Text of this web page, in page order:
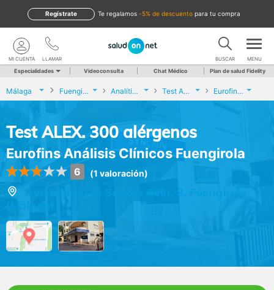
te regalamos -5% de descuento para tu compra
Regístrate
LLAMAR
MI CUENTA BUSCAR MENU
Especialidades Videoconsulta Chat Médico Plan de salud Fidelity
Málaga Fuengirola Analíticas y Genética Test ALEX. 300 alérgenos Eurofins Análisis Clínicos Fuengirola
Test ALEX. 300 alérgenos
Eurofins Análisis Clínicos Fuengirola
6 (1 valoración)
Avenida Jesús Santos Rein, 8, Fuengirola
(Málaga)